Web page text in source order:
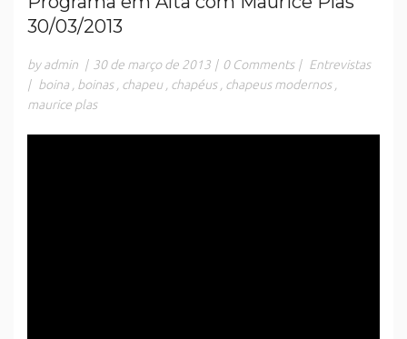
30/03/2013
by admin | 30 de março de 2013 | 0 Comments | Entrevistas
| boina boinas chapeu chapéus chapeus modernos
maurice plas